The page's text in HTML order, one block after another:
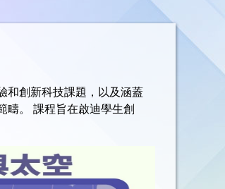
和創新科技課題，以及涵蓋
疇。 課程旨在啟迪學生創